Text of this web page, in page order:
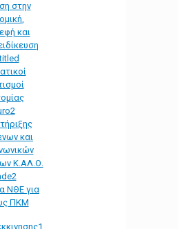
στην
και
και
Κ.ΑΛ.Ο.
ΝΘΕ για
ΠΚΜ